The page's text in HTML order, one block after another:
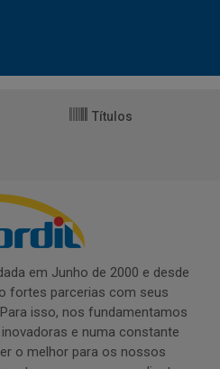
Títulos
em Junho de 2000 e desde
fortes parcerias com seus
isso, nos fundamentamos
e numa constante
o melhor para os nossos